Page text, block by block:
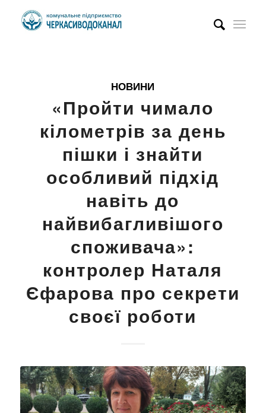
НОВИНИ
«Пройти чимало
кілометрів за день
пішки і знайти
особливий підхід
навіть до
найвибагливішого
споживача»:
контролер Наталя
Єфарова про секрети
своєї роботи